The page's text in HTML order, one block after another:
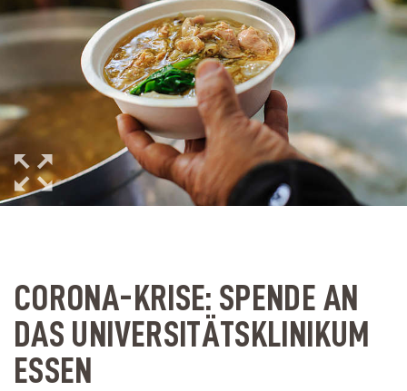
CORONA-KRISE: SPENDE AN
DAS UNIVERSITÄTSKLINIKUM
ESSEN